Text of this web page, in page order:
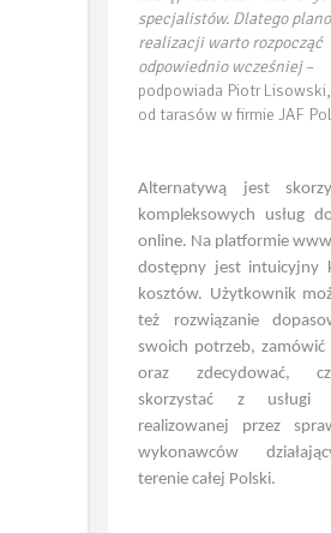
dostępność
specjalistów. Dlatego
realizacji warto rozpocząć
odpowiednio wcześniej–
podpowiada Piotr Lisowski,
Alternatywą jest
kompleksowych usług
online. Na platformie
dostępny jest intuicyjny
kosztów. Użytkownik
też rozwiązanie
swoich potrzeb, zamówić
oraz zdecydować,
skorzystać z usługi
realizowanej przez
wykonawców